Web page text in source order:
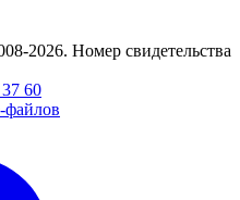
2026. Номер свидетельства
60
файлов